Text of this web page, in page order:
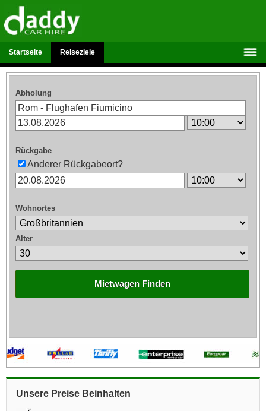
Startseite Reiseziele
Abholung
Rückgabe
Anderer Rückgabeort?
Wohnortes
Alter
Mietwagen Finden
Unsere Preise Beinhalten